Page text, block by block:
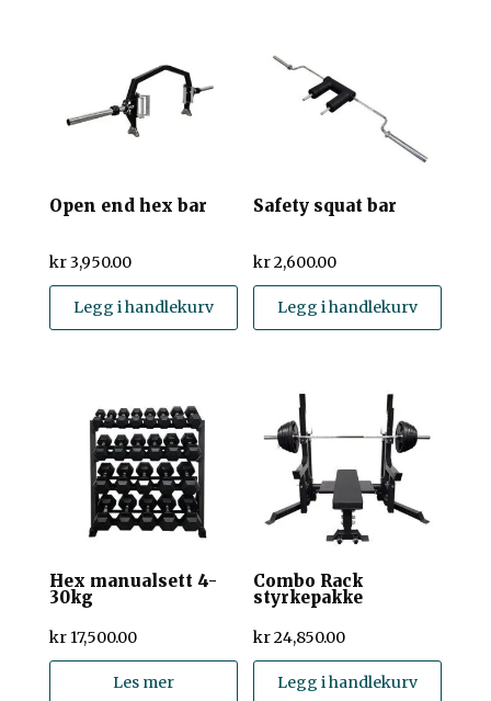
Open end hex bar
kr3,950.00
Legg i handlekurv
Safety squat bar
kr2,600.00
Legg i handlekurv
Hex manualsett 4-
30kg
kr17,500.00
Les mer
Combo Rack
styrkepakke
kr24,850.00
Legg i handlekurv